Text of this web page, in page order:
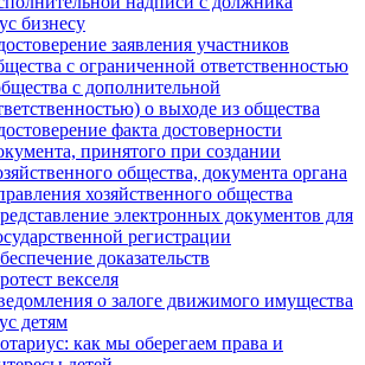
бизнесу
заявления участников
с ограниченной ответственностью
с дополнительной
о выходе из общества
факта достоверности
принятого при создании
общества, документа органа
хозяйственного общества
электронных документов для
регистрации
доказательств
векселя
о залоге движимого имущества
детям
как мы оберегаем права и